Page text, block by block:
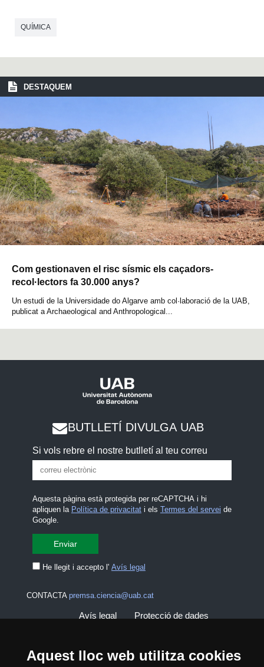
Aquest lloc web utilitza cookies
QUÍMICA
DESTAQUEM
Com gestionaven el risc sísmic els caçadors-
recol·lectors fa 30.000 anys?
Un estudi de la Universidade do Algarve amb col·laboració de la UAB,
publicat a Archaeological and Anthropological...
BUTLLETÍ DIVULGA UAB
Si vols rebre el nostre butlletí al teu correu
Aquesta pàgina està protegida per reCAPTCHA i hi
apliquen la Política de privacitati els Termes del servei de
Google.
He llegit i accepto l' Avís legal
CONTACTA premsa.ciencia@uab.cat
Avís legal Protecció de dades